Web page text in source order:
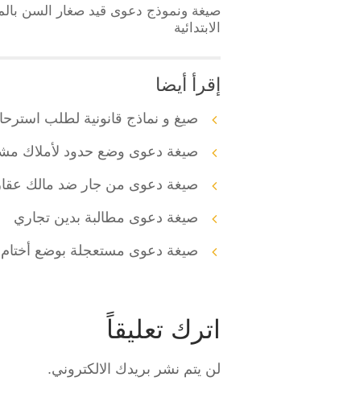
صيغة ونموذج دعوى قيد صغار السن
الابتدائية
إقرأ أيضا
صيغ و نماذج قانونية لطلب
صيغة دعوى وضع حدود لأملاك
صيغة دعوى من جار ضد مالك
صيغة دعوى مطالبة بدين تجاري
صيغة دعوى مستعجلة بوضع
اترك تعليقاً
لن يتم نشر بريدك الالكتروني.